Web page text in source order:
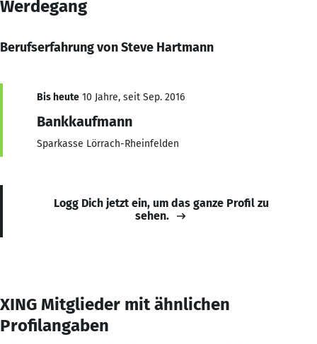
Werdegang
Berufserfahrung von Steve Hartmann
Bis heute 10 Jahre, seit Sep. 2016
Bankkaufmann
Sparkasse Lörrach-Rheinfelden
Logg Dich jetzt ein, um das ganze Profil zu
sehen.
XING Mitglieder mit ähnlichen
Profilangaben